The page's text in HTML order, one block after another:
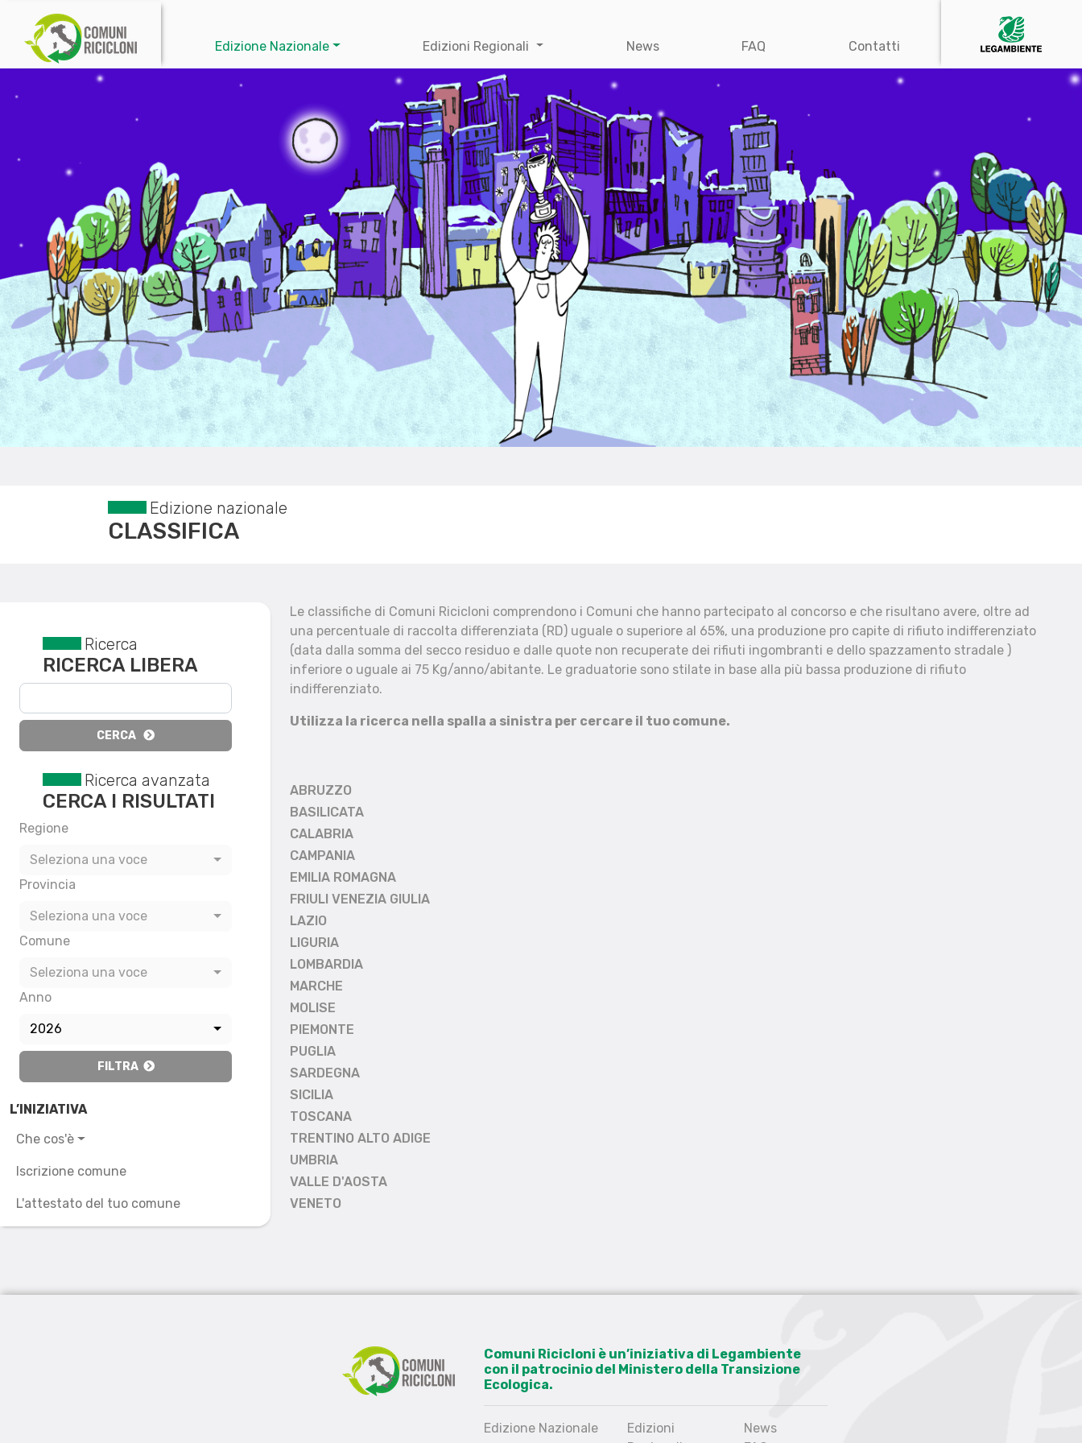
Edizione Nazionale Edizioni Regionali News FAQ Contatti
Edizione nazionale
CLASSIFICA
Reset filtri
Ricerca
RICERCA LIBERA
CERCA
Ricerca avanzata
CERCA I RISULTATI
Regione
Seleziona una voce
Provincia
Seleziona una voce
Comune
Seleziona una voce
Anno
2026
FILTRA
L’INIZIATIVA
Che cos'è
Iscrizione comune
L'attestato del tuo comune
Le classifiche di Comuni Ricicloni comprendono i Comuni che hanno partecipato al concorso e che risultano avere, oltre ad
una percentuale di raccolta differenziata (RD) uguale o superiore al 65%, una produzione pro capite di rifiuto indifferenziato
(data dalla somma del secco residuo e dalle quote non recuperate dei rifiuti ingombranti e dello spazzamento stradale )
inferiore o uguale ai 75 Kg/anno/abitante. Le graduatorie sono stilate in base alla più bassa produzione di rifiuto
indifferenziato.
Utilizza la ricerca nella spalla a sinistra per cercare il tuo comune.
ABRUZZO
BASILICATA
CALABRIA
CAMPANIA
EMILIA ROMAGNA
FRIULI VENEZIA GIULIA
LAZIO
LIGURIA
LOMBARDIA
MARCHE
MOLISE
PIEMONTE
PUGLIA
SARDEGNA
SICILIA
TOSCANA
TRENTINO ALTO ADIGE
UMBRIA
VALLE D'AOSTA
VENETO
Comuni Ricicloni è un’iniziativa di Legambiente
con il patrocinio del Ministero della Transizione
Ecologica.
Edizione Nazionale
Edizioni
News